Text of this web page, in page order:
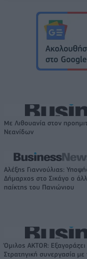
Με Λιθουανία στον
Νεανίδων
Αλέξης Γιαννούλιας:
Δήμαρχος στο Σικάγο ο
παίκτης του Πανιώνιου
Όμιλος AKTOR:
Στρατηγική συνεργασία